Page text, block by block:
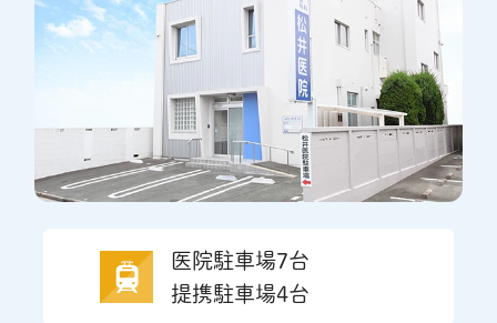
医院駐車場7台
提携駐車場4台